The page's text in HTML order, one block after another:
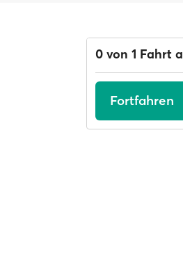
0 von 1 Fahrt
Fortfahren